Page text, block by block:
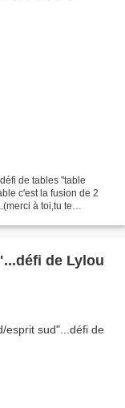
de tables "table
c'est la fusion de 2
à toi,tu te
de Lylou